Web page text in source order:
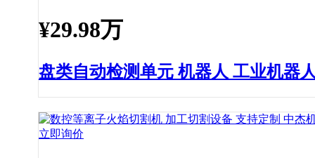
¥29.98万
盘类自动检测单元 机器人 工业机器
立即询价